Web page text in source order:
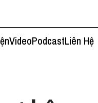
VideoPodcastLiên Hệ